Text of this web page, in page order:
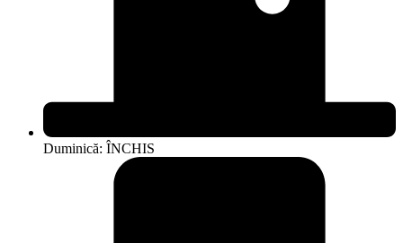
Duminică: ÎNCHIS